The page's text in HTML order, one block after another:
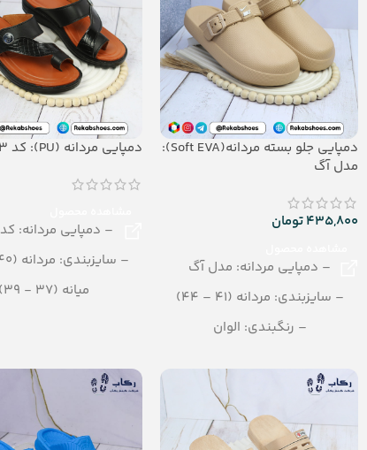
دمپایی جلو بسته مردانه(Soft EVA):
مدل آگ
435,800تومان
– دمپایی مردانه: مدل آگ
– سایزبندی: مردانه (41 – 44)
– رنگبندی: الوان
– جنس: Soft EVA
دمپایی مردانه (PU): کد 203
– دمپایی مردانه: کد 203
– سایزبندی: مردانه (40 - 45)
میانه (37 - 39)
– تعداد در کارتن:12 جفت
– جنس: PU